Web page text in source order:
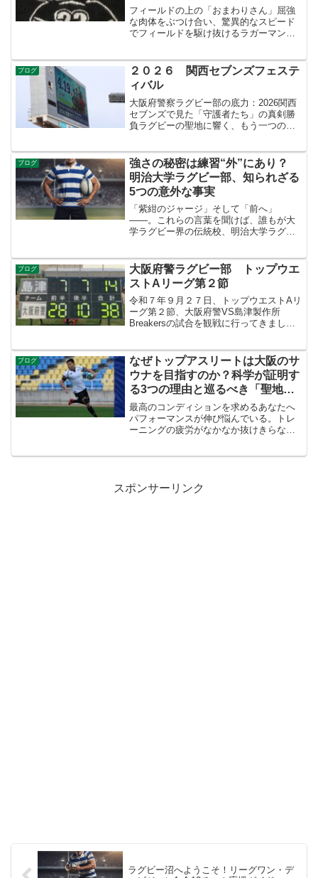
フィールドの上の「おまわりさん」屈強
な肉体をぶつけ合い、驚異的なスピード
でフィールドを駆け抜けるラガーマン。
す。一方、厳しい規律のもと、市民の安
全を守るために日夜任務に...
ブログ
２０２６ 関西セブンズフェステ
ィバル
大阪府警察ラグビー部の底力：2026関西
セブンズで見た「守護者たち」の真剣勝
負ラグビーの聖地に響く、もう一つの
陽光が降り注ぐ中、冠スポンサーにサン
コーインダストリ...
ブログ
強さの秘密は練習“外”にあり？
明治大学ラグビー部、知られざる
5つの意外な事実
「紫紺のジャージ」そして「前へ」
――。これらの言葉を聞けば、誰もが大
学ラグビー界の伝統校、明治大学ラグビ
その姿は、長年にわたりファンを魅了し
てきました。しかし、その圧倒...
ブログ
大阪府警ラグビー部 トップウエ
ストAリーグ第２節
令和７年９月２７日、トップウエストAリ
ーグ第２節、大阪府警VS島津製作所
Breakersの試合を観戦に行ってきまし
を切り替えてこの試合に挑みました。前
半Breaker...
ブログ
なぜトップアスリートは大阪のサ
ウナを目指すのか？科学が証明す
る3つの理由と巡るべき「聖地」4
選
最高のコンディションを求めるあなたへ
パフォーマンスが伸び悩んでいる。トレ
ーニングの疲労がなかなか抜けきらな
スポンサーリンク
ラグビー沼へようこそ！リーグワン・デ